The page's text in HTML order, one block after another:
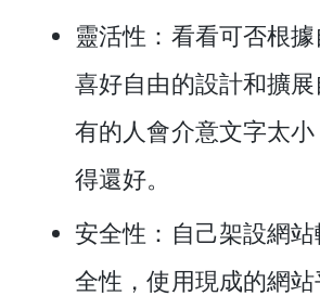
靈活性 ：看看可否根
喜好自由的設計和擴展
有的人會介意文字太
得還好。
安全性 ：自己架設網
全性，使用現成的網